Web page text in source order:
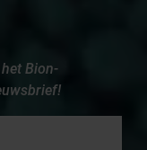
Bion-